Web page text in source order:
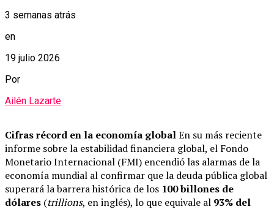
3 semanas atrás
en
19 julio 2026
Por
Ailén Lazarte
Cifras récord en la economía globalEn su más reciente
informe sobre la estabilidad financiera global, el Fondo
Monetario Internacional (FMI) encendió las alarmas de la
economía mundial al confirmar que la deuda pública global
superará la barrera histórica de los 100 billones de
dólares (trillions, en inglés), lo que equivale al 93% del